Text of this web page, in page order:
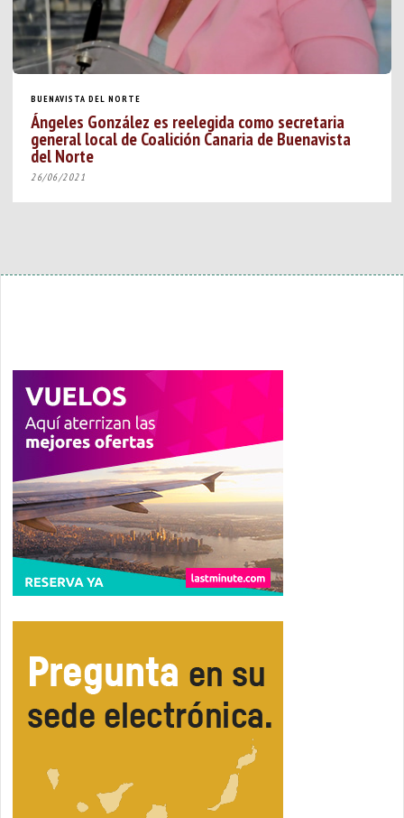
BUENAVISTA DEL NORTE
Ángeles González es reelegida como secretaria
general local de Coalición Canaria de Buenavista
del Norte
26/06/2021